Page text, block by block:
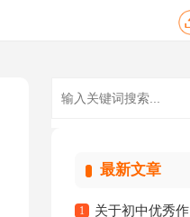
最新文章
1 关于初中优秀作